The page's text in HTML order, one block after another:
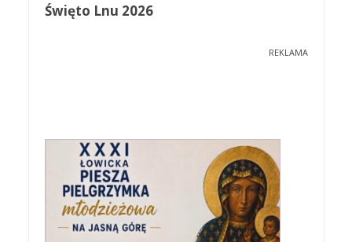
Święto Lnu 2026
REKLAMA